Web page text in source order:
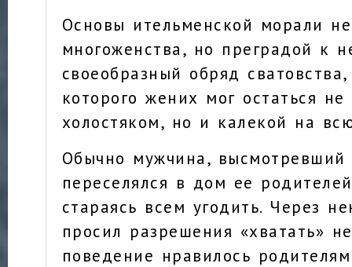
Основы ительменской морали
многоженства, но преградой к
своеобразный обряд
которого жених мог остаться не
холостяком, но и калекой на
Обычно мужчина, высмотревший
переселялся в дом ее
стараясь всем угодить. Через
просил разрешения «хватать»
поведение нравилось